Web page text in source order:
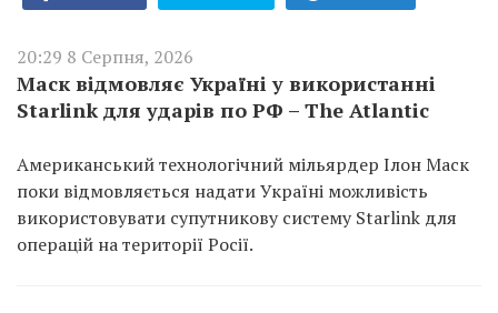
20:29 8 Серпня, 2026
Маск відмовляє Україні у використанні
Starlink для ударів по РФ – The Atlantic
Американський технологічний мільярдер Ілон Маск
поки відмовляється надати Україні можливість
використовувати супутникову систему Starlink для
операцій на території Росії.